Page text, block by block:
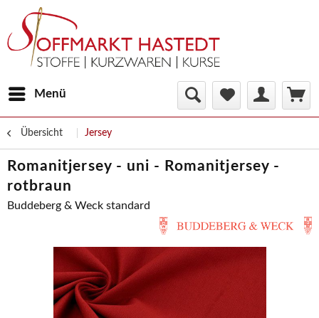
Menü
Übersicht Jersey
Romanitjersey - uni - Romanitjersey -
rotbraun
Buddeberg & Weck standard